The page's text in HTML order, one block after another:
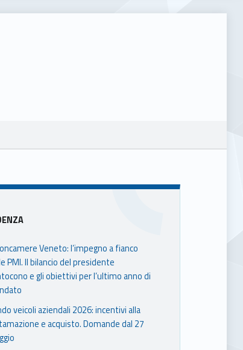
Veneto: l’impegno a fianco
PMI. Il bilancio del presidente
e gli obiettivi per l’ultimo anno di
veicoli aziendali 2026: incentivi alla
e acquisto. Domande dal 27